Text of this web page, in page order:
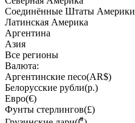
Соединённые Штаты Америки
Латинская Америка
Аргентина
Азия
Все регионы
Валюта:
Аргентинские песо(AR$)
Белорусские рубли(р.)
Евро(€)
Фунты стерлингов(£)